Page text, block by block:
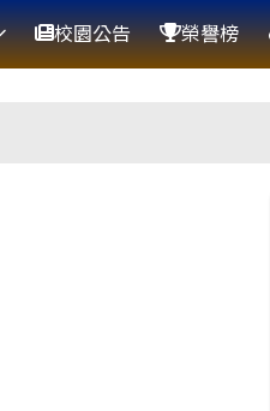
校園公告 榮譽榜